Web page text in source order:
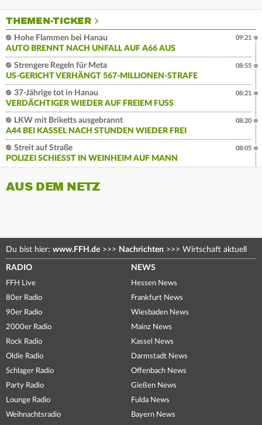
THEMEN-TICKER
Hohe Flammen bei Hanau
AUTO BRENNT NACH UNFALL AUF A66 AUS
09:21
Strengere Regeln für Meta
US-GERICHT VERHÄNGT 567-MILLIONEN-STRAFE
08:55
37-Jährige tot in Hanau
VERDÄCHTIGER WIEDER AUF FREIEM FUSS
08:21
LKW mit Briketts ausgebrannt
A44 BEI KASSEL NACH STUNDEN WIEDER FREI
08:20
Streit auf Straße
POLIZEI SCHIESST IN WEINHEIM AUF MANN
08:05
AUS DEM NETZ
Du bist hier: www.FFH.de >>> Nachrichten >>> Wirtschaft aktuell
RADIO
FFH Live
80er Radio
90er Radio
2000er Radio
Rock Radio
Oldie Radio
Schlager Radio
Party Radio
Lounge Radio
Weihnachtsradio
NEWS
Hessen News
Frankfurt News
Wiesbaden News
Mainz News
Kassel News
Darmstadt News
Offenbach News
Gießen News
Fulda News
Bayern News